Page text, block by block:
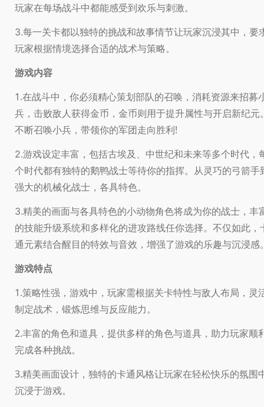
玩家在每场战斗中都能感受到欢乐与刺激。
3.每一关卡都以独特的挑战和故事情节让玩家沉浸其中，要
玩家根据情境选择合适的战术与策略。
游戏内容
1.在战斗中，你必须精心策划部队的召唤，消耗资源来招募
兵，击败敌人获得金币，金币则用于提升属性与开启新纪元
不断召唤小兵，带领你的军团走向胜利!
2.游戏设定丰富，包括古埃及、中世纪和未来等多个时代，
个时代都有独特的鹅鸭战士等待你的指挥。从灵巧的弓箭手
强大的机械化战士，各具特色。
3.精美的画面与各具特色的小动物角色将成为你的战士，丰
的技能升级系统和多样化的进攻路线任你选择。不仅如此，
通元素结合醒目的特效与音效，增强了游戏的乐趣与沉浸感
游戏特点
1.策略性强，游戏中，玩家需根据关卡特性与敌人布局，灵
制定战术，锻炼思维与反应能力。
2.丰富的角色和道具，提供多样的角色与道具，助力玩家顺
完成各种挑战。
3.精美画面设计，独特的卡通风格让玩家在轻松快乐的氛围
沉浸于游戏。